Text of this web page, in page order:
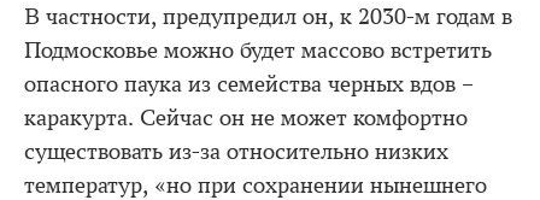
В частности, предупредил он, к 2030-м годам в
Подмосковье можно будет массово встретить
опасного паука из семейства черных вдов –
каракурта. Сейчас он не может комфортно
существовать из-за относительно низких
температур, «но при сохранении нынешнего